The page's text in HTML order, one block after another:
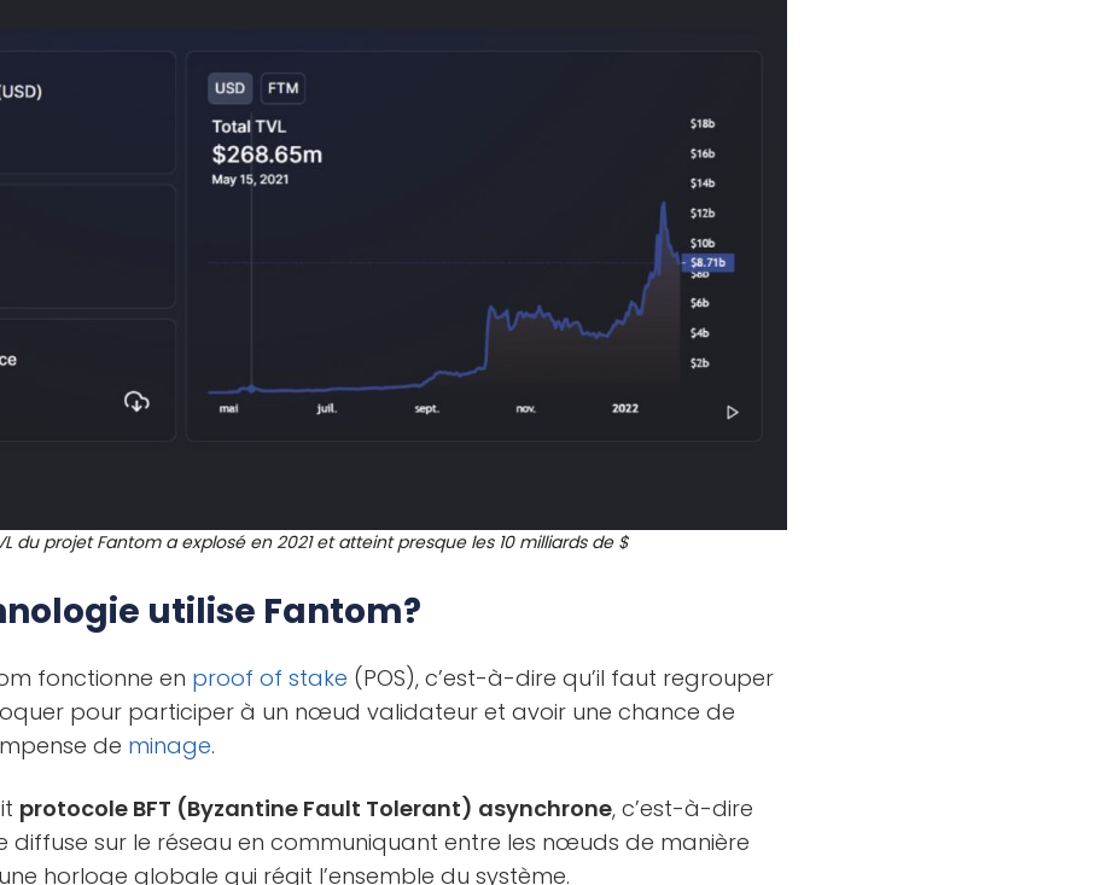
du projet Fantom a explosé en 2021 et atteint presque les 10 milliards de $
utilise Fantom?
fonctionne en proof of stake (POS), c’est-à-dire qu’il faut regrouper
pour participer à un nœud validateur et avoir une chance de
de minage.
protocole BFT (Byzantine Fault Tolerant) asynchrone, c’est-à-dire
diffuse sur le réseau en communiquant entre les nœuds de manière
horloge globale qui régit l’ensemble du système.